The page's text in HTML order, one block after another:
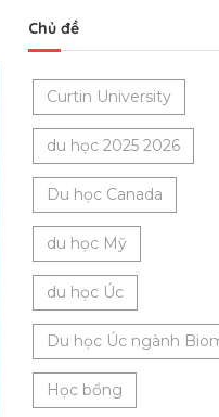
Chủ đề
Curtin University
du học 2025 2026
Du học Canada
du học Mỹ
du học Úc
Du học Úc ngành
Học bổng